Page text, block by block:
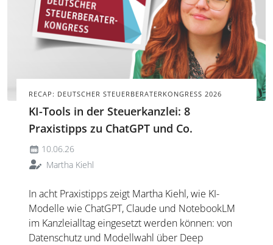
RECAP: DEUTSCHER STEUERBERATERKONGRESS 2026
KI-Tools in der Steuerkanzlei: 8
Praxistipps zu ChatGPT und Co.
10.06.26
Martha Kiehl
In acht Praxistipps zeigt Martha Kiehl, wie KI-
Modelle wie ChatGPT, Claude und NotebookLM
im Kanzleialltag eingesetzt werden können: von
Datenschutz und Modellwahl über Deep